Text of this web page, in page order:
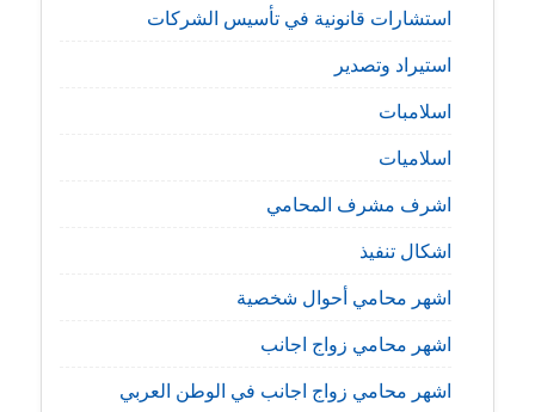
استشارات قانونية في تأسيس الشركات
استيراد وتصدير
اسلامبات
اسلاميات
اشرف مشرف المحامي
اشكال تنفيذ
اشهر محامي أحوال شخصية
اشهر محامي زواج اجانب
اشهر محامي زواج اجانب في الوطن العربي